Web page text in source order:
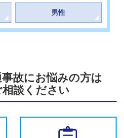
男性
故にお悩みの方は
談ください